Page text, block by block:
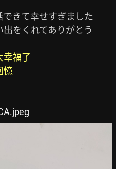
きて幸せすぎました
をくれてありがとう
幸福了
憶